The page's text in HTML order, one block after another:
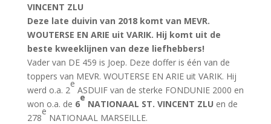
VINCENT ZLU
Deze late duivin van 2018 komt van MEVR.
WOUTERSE EN ARIE uit VARIK. Hij komt uit de
beste kweeklijnen van deze liefhebbers!
Vader van DE 459 is Joep. Deze doffer is één van de
toppers van MEVR. WOUTERSE EN ARIE uit VARIK. Hij
werd o.a. 2
e
ASDUIF van de sterke FONDUNIE 2000 en
won o.a. de 6
e
NATIONAAL ST. VINCENT ZLU en de
278
e
NATIONAAL MARSEILLE.